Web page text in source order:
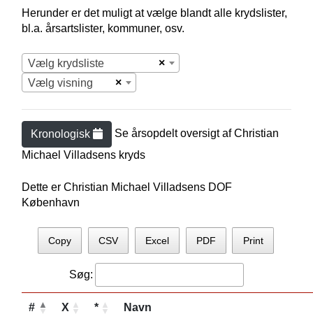
Herunder er det muligt at vælge blandt alle krydslister,
bl.a. årsartslister, kommuner, osv.
×
Vælg krydsliste
×
Vælg visning
Kronologisk Se årsopdelt oversigt afChristian
Michael Villadsens kryds
Dette er Christian Michael Villadsens DOF
København
Copy CSV Excel PDF Print
Søg:
# X * Navn